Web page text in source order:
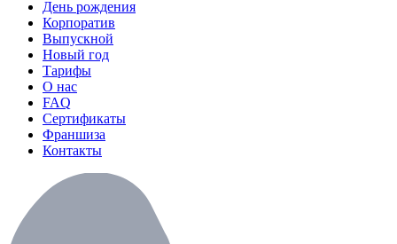
День рождения
Корпоратив
Выпускной
Новый год
Тарифы
О нас
FAQ
Сертификаты
Франшиза
Контакты